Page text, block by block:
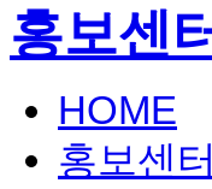
홍보센
HOME
홍보센터